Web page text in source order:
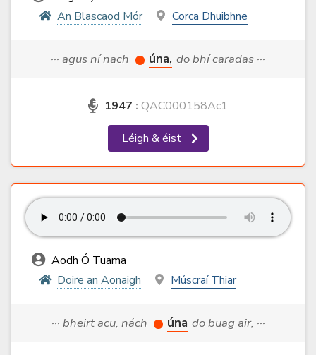
An Blascaod Mór
Corca Dhuibhne
··· agus ní nach úna, do bhí caradas ···
1947 : QAC000158Ac1
Léigh & éist
Aodh Ó Tuama
Doire an Aonaigh
Múscraí Thiar
··· bheirt acu, nách úna do buag air, ···